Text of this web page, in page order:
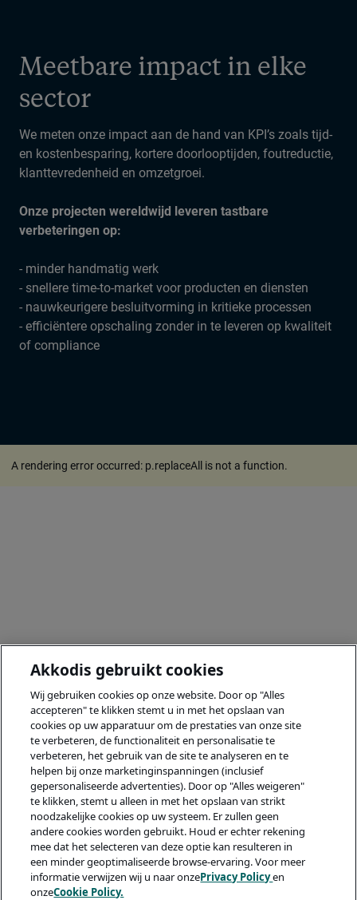
Meetbare impact in elke
sector
We meten onze impact aan de hand van KPI’s zoals tijd-
en kostenbesparing, kortere doorlooptijden, foutreductie,
klanttevredenheid en omzetgroei.
Onze projecten wereldwijd leveren tastbare
verbeteringen op:
- minder handmatig werk
- snellere time-to-market voor producten en diensten
- nauwkeurigere besluitvorming in kritieke processen
- efficiëntere opschaling zonder in te leveren op kwaliteit
of compliance
A rendering error occurred: p.replaceAll is not a function.
Akkodis gebruikt cookies
Wij gebruiken cookies op onze website. Door op "Alles
accepteren" te klikken stemt u in met het opslaan van
cookies op uw apparatuur om de prestaties van onze site
te verbeteren, de functionaliteit en personalisatie te
verbeteren, het gebruik van de site te analyseren en te
helpen bij onze marketinginspanningen (inclusief
gepersonaliseerde advertenties). Door op "Alles weigeren"
te klikken, stemt u alleen in met het opslaan van strikt
noodzakelijke cookies op uw systeem. Er zullen geen
andere cookies worden gebruikt. Houd er echter rekening
mee dat het selecteren van deze optie kan resulteren in
een minder geoptimaliseerde browse-ervaring. Voor meer
informatie verwijzen wij u naar onzePrivacy Policyen
onzeCookie Policy.